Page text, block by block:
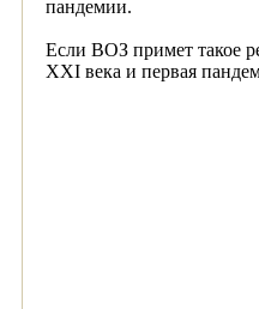
пандемии.
Если ВОЗ примет такое
XXI века и первая